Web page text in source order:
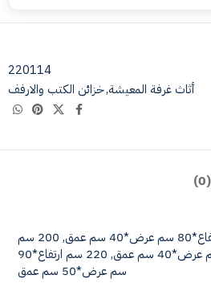
220114
أثاث غرفة المعيشة,خزائن الكتب والارفف
,
200 سم
,
220 سم ارتفاع*90
سم عرض*50 سم عمق